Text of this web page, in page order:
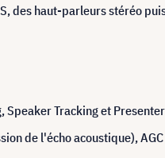
des haut-parleurs stéréo
Speaker Tracking et
de l'écho acoustique),